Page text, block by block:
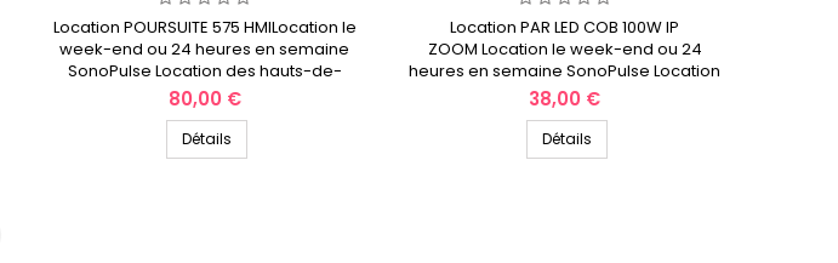
Location POURSUITE 575 HMILocation le
week-end ou 24 heures en semaine
SonoPulse Location des hauts-de-
France
Prix
80,00 €
Détails
Location PAR LED COB 100W IP
ZOOM Location le week-end ou 24
heures en semaine SonoPulse Location
des hauts-de-France
Prix
38,00 €
Détails